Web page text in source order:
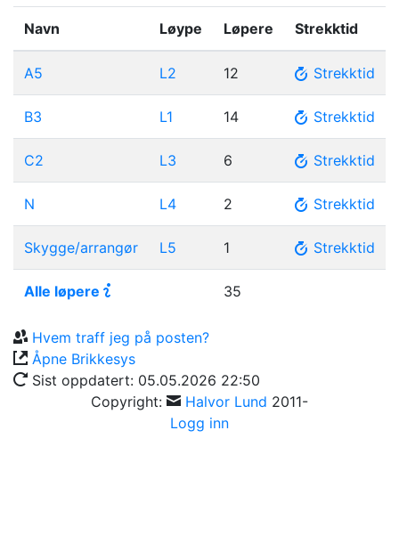
Navn Løype Løpere Strekktid
A5 L2 12 Strekktid
B3 L1 14 Strekktid
C2 L3 6 Strekktid
N L4 2 Strekktid
Skygge/arrangør L5 1 Strekktid
Alle løpere 35
Hvem traff jeg på posten?
Åpne Brikkesys
Sist oppdatert: 05.05.2026 22:50
Copyright:
Halvor Lund 2011-
Logg inn